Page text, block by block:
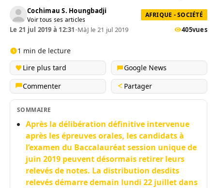
Cochimau S. Houngbadji
Voir tous ses articles
AFRIQUE - SOCIÉTÉ
Le 21 jul 2019 à 12:31•MàJ le 21 jul 2019 405vues
1 min de lecture
Lire plus tard
Google News
Commenter
Partager
SOMMAIRE
Après la délibération définitive intervenue
après les épreuves orales, les candidats à
l’examen du Baccalauréat session unique de
juin 2019 peuvent désormais retirer leurs
relevés de notes. La distribution desdits
relevés démarre demain lundi 22 juillet dans